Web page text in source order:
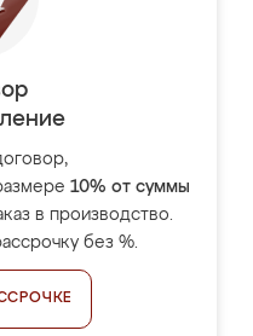
10% от суммы
в производство.
без %.